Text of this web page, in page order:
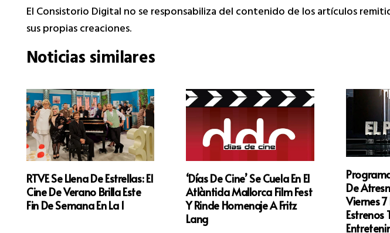
El Consistorio Digital no se responsabiliza del contenido de los artículos
sus propias creaciones.
Noticias similares
RTVE Se Llena De Estrellas: El
Cine De Verano Brilla Este
Fin De Semana En La 1
‘Días De Cine’ Se Cuela En El
Atlàntida Mallorca Film Fest
Y Rinde Homenaje A Fritz
Lang
De
Viernes
Estrenos